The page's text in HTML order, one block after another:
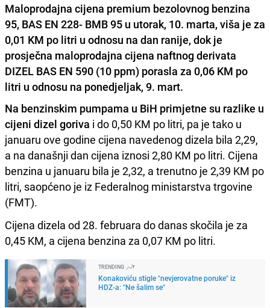
Maloprodajna cijena premium bezolovnog benzina
95, BAS EN 228- BMB 95 u utorak, 10. marta, viša je za
0,01 KM po litri u odnosu na dan ranije, dok je
prosječna maloprodajna cijena naftnog derivata
DIZEL BAS EN 590 (10 ppm) porasla za 0,06 KM po
litri u odnosu na ponedjeljak, 9. mart.
Na benzinskim pumpama u BiH primjetne su razlike u
cijeni dizel goriva i do 0,50 KM po litri, pa je tako u
januaru ove godine cijena navedenog dizela bila 2,29,
a na današnji dan cijena iznosi 2,80 KM po litri. Cijena
benzina u januaru bila je 2,32, a trenutno je 2,39 KM po
litri, saopćeno je iz Federalnog ministarstva trgovine
(FMT).
Cijena dizela od 28. februara do danas skočila je za
0,45 KM, a cijena benzina za 0,07 KM po litri.
TRENDING
Konakoviću stigle "nevjerovatne poruke" iz
HDZ-a: "Ne šalim se"